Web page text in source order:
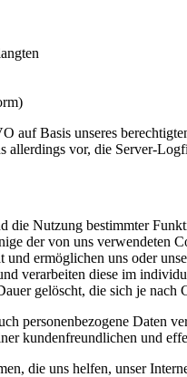
Basis unseres
allerdings vor, die Server-
die Nutzung bestimmter
der von uns verwendeten
ermöglichen uns oder
verarbeiten diese im
gelöscht, die sich je nach
personenbezogene Daten
kundenfreundlichen und
die uns helfen, unser